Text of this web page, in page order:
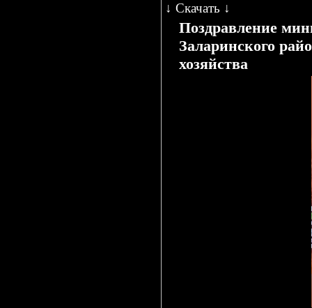
↓ Скачать ↓
Поздравление
Заларинского
хозяйства